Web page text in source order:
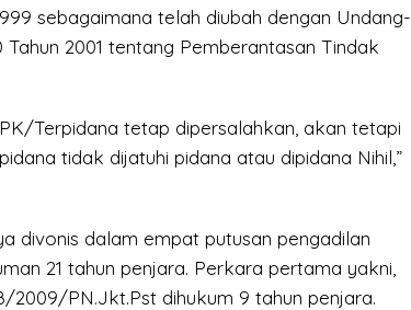
sebagaimana telah diubah dengan Undang-
2001 tentang Pemberantasan Tindak
Terpidana tetap dipersalahkan, akan tetapi
tidak dijatuhi pidana atau dipidana Nihil,”
divonis dalam empat putusan pengadilan
21 tahun penjara. Perkara pertama yakni,
2009/PN.Jkt.Pst dihukum 9 tahun penjara.